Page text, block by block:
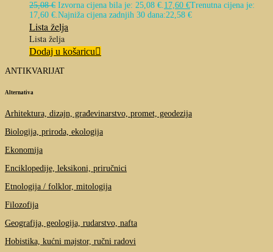
25,08€ Izvorna cijena bila je: 25,08 €.17,60 €Trenutna cijena je:
17,60 €.Najniža cijena zadnjih 30 dana:22,58 €
Lista želja
Lista želja
Dodaj u košaricu
ANTIKVARIJAT
Alternativa
Arhitektura, dizajn, građevinarstvo, promet, geodezija
Biologija, priroda, ekologija
Ekonomija
Enciklopedije, leksikoni, priručnici
Etnologija / folklor, mitologija
Filozofija
Geografija, geologija, rudarstvo, nafta
Hobistika, kućni majstor, ručni radovi